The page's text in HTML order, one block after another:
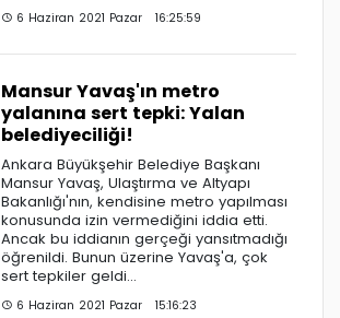
6 Haziran 2021 Pazar 16:25:59
Mansur Yavaş'ın metro
yalanına sert tepki: Yalan
belediyeciliği!
Ankara Büyükşehir Belediye Başkanı
Mansur Yavaş, Ulaştırma ve Altyapı
Bakanlığı'nın, kendisine metro yapılması
konusunda izin vermediğini iddia etti.
Ancak bu iddianın gerçeği yansıtmadığı
öğrenildi. Bunun üzerine Yavaş'a, çok
sert tepkiler geldi...
6 Haziran 2021 Pazar 15:16:23